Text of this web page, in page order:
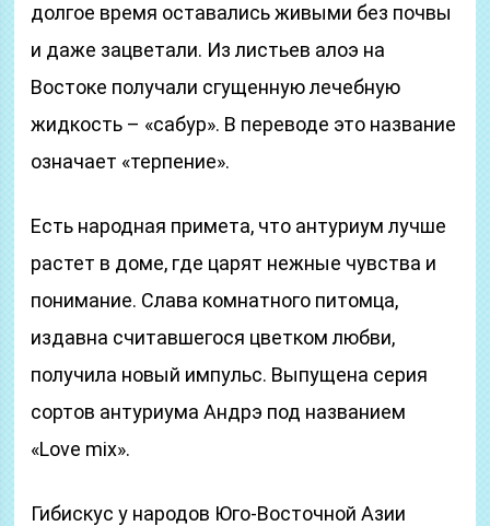
долгое время оставались живыми без почвы
и даже зацветали. Из листьев алоэ на
Востоке получали сгущенную лечебную
жидкость – «сабур». В переводе это название
означает «терпение».
Есть народная примета, что антуриум лучше
растет в доме, где царят нежные чувства и
понимание. Слава комнатного питомца,
издавна считавшегося цветком любви,
получила новый импульс. Выпущена серия
сортов антуриума Андрэ под названием
«Love mix».
Гибискус у народов Юго-Восточной Азии